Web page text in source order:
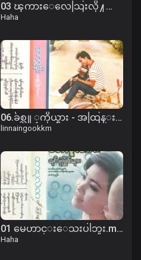
03 ၾကားေလေသြးလို႔ ေ၀းရရင္.mp3
Haha
06.ခ်စ္သူ ့ကိုယ္စား - အထြန္း.mp3
linnaingookkm
01 မေဟာင္းေသးပါဘူး.mp3
Haha